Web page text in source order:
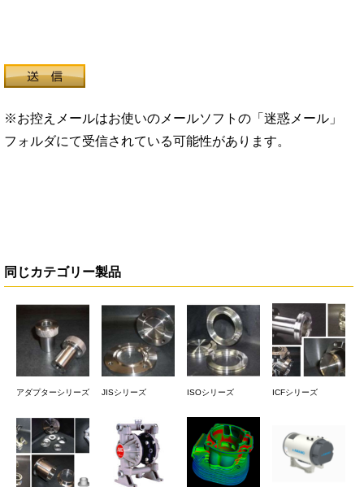
※お控えメールはお使いのメールソフトの「迷惑メール」
フォルダにて受信されている可能性があります。
同じカテゴリー製品
アダプターシリーズ JISシリーズ ISOシリーズ ICFシリーズ